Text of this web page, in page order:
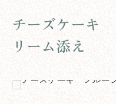
チーズケーキ
リーム添え